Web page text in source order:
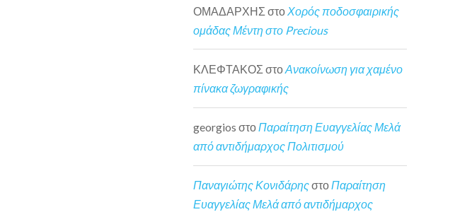
ΟΜΑΔΑΡΧΗΣ στο Χορός ποδοσφαιρικής
ομάδας Μέντη στο Precious
ΚΛΕΦΤΑΚΟΣ στοΑνακοίνωση για χαμένο
πίνακα ζωγραφικής
georgios στοΠαραίτηση Ευαγγελίας Μελά
από αντιδήμαρχος Πολιτισμού
Παναγιώτης ΚονιδάρηςστοΠαραίτηση
Ευαγγελίας Μελά από αντιδήμαρχος